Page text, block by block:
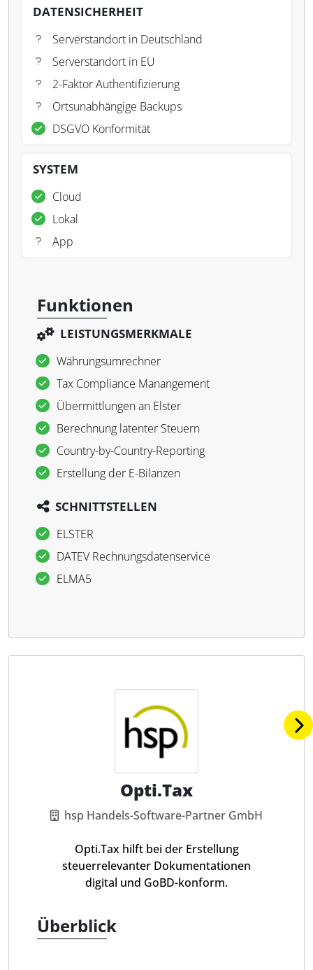
DATENSICHERHEIT
Serverstandort in Deutschland
Serverstandort in EU
2-Faktor Authentifizierung
Ortsunabhängige Backups
DSGVO Konformität
SYSTEM
Cloud
Lokal
App
Funktionen
LEISTUNGSMERKMALE
Währungsumrechner
Tax Compliance Manangement
Übermittlungen an Elster
Berechnung latenter Steuern
Country-by-Country-Reporting
Erstellung der E-Bilanzen
SCHNITTSTELLEN
ELSTER
DATEV Rechnungsdatenservice
ELMA5
Opti.Tax
hsp Handels-Software-Partner GmbH
Opti.Tax hilft bei der Erstellung
steuerrelevanter Dokumentationen
digital und GoBD-konform.
Überblick